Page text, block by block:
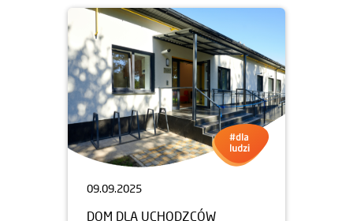
09.09.2025
DOM DLA UCHODZCÓW